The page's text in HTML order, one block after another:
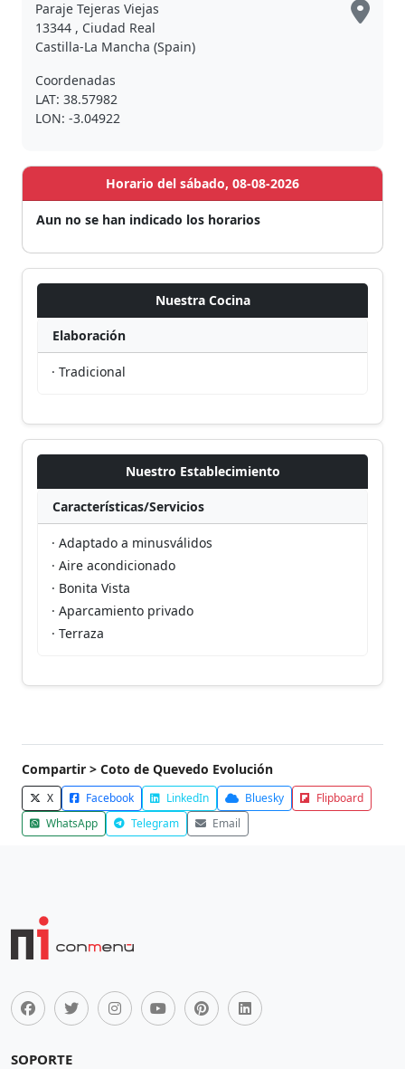
Paraje Tejeras Viejas
13344 , Ciudad Real
Castilla-La Mancha (Spain)
Coordenadas
LAT: 38.57982
LON: -3.04922
Horario del sábado, 08-08-2026
Aun no se han indicado los horarios
Nuestra Cocina
Elaboración
· Tradicional
Nuestro Establecimiento
Características/Servicios
· Adaptado a minusválidos
· Aire acondicionado
· Bonita Vista
· Aparcamiento privado
· Terraza
Compartir > Coto de Quevedo Evolución
X Facebook LinkedIn Bluesky
Flipboard
WhatsApp
Telegram Email
SOPORTE